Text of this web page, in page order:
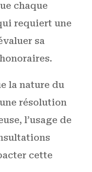
chaque
requiert une
sa
la nature du
résolution
l’usage de
cette